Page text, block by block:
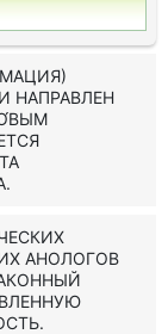
НАПРАВЛЕН
АНОЛОГОВ